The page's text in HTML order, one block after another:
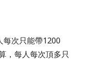
每次只能帶1200
，每人每次頂多只